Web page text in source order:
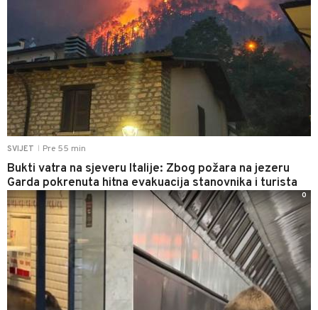
SVIJET Pre 55 min
Bukti vatra na sjeveru Italije: Zbog požara na jezeru
Garda pokrenuta hitna evakuacija stanovnika i turista
0